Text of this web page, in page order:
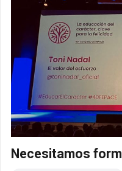
Necesitamos